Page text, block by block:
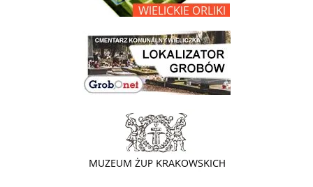
link do lokalizatora grobów na wielickim cmentarzu - grobnet
link do strony - Muzeum Żup Krakowskich Wieliczka